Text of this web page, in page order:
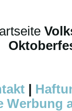
Werbung